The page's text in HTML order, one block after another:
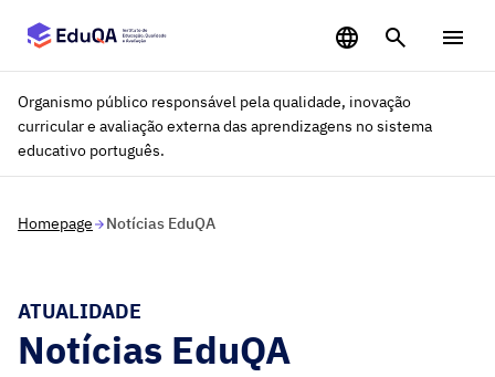
Organismo público responsável pela qualidade, inovação
curricular e avaliação externa das aprendizagens no sistema
educativo português.
Homepage Notícias EduQA
ATUALIDADE
Notícias EduQA